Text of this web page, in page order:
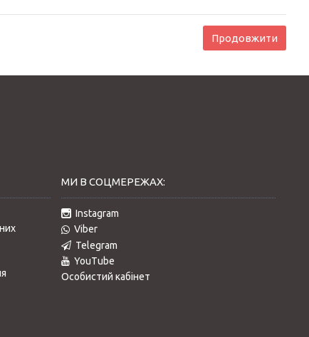
Продовжити
МИ В СОЦМЕРЕЖАХ:
Instagram
Viber
Telegram
YouTube
Особистий кабінет